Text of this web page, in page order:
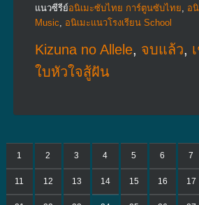
แนวซีรีย์อนิเมะซับไทย การ์ตูนซับไทย, อ
Music, อนิเมะแนวโรงเรียน School
Kizuna no Allele, จบแล้ว,
ใบหัวใจสู้ฝัน
1 2 3 4 5 6 7
11 12 13 14 15 16 17